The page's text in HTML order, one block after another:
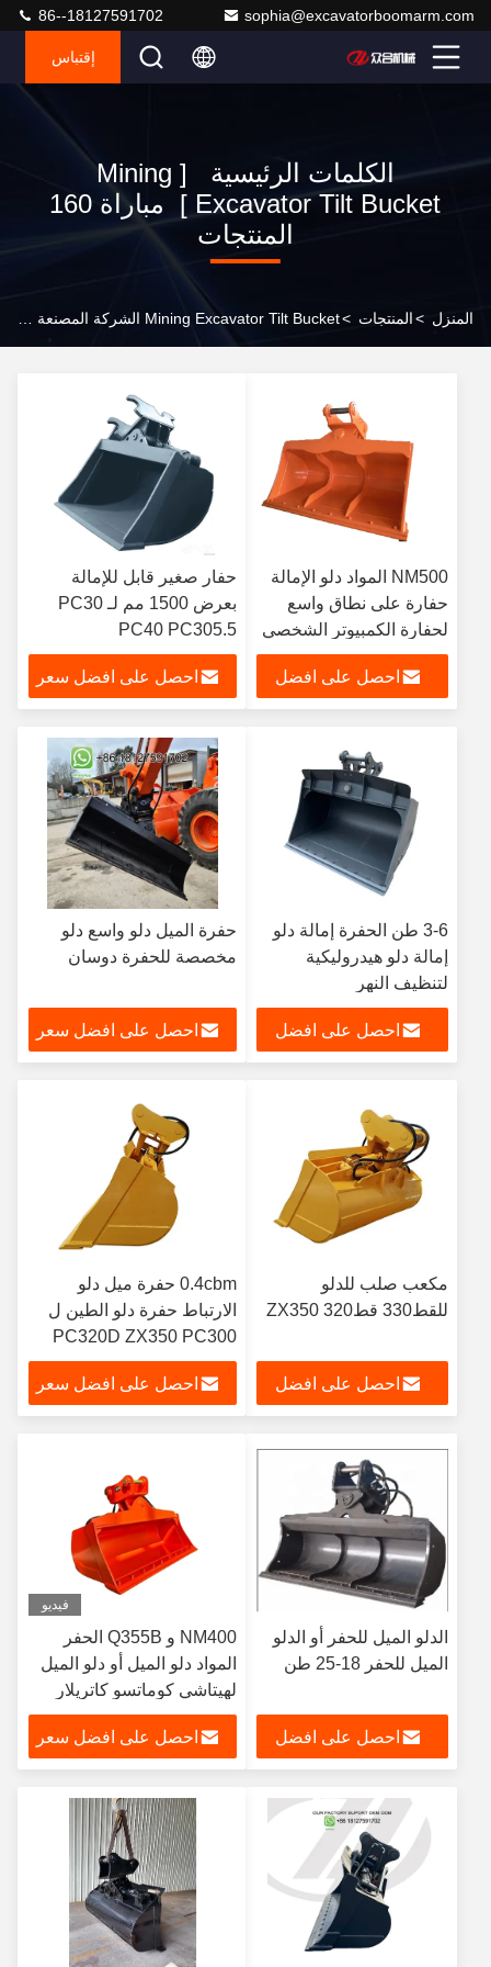
sophia@excavatorboomarm.com
86--18127591702
إقتباس
الكلمات الرئيسية [ Mining
Excavator Tilt Bucket ] مباراة 160
المنتجات
المنزل >المنتجات >
NM500 المواد دلو الإمالة
حفارة على نطاق واسع
لحفارة الكمبيوتر الشخصي
KOMATSU
احصل على افضل
حفار صغير قابل للإمالة
بعرض 1500 مم لـ PC30
PC40 PC305.5
احصل على افضل سعر
3-6 طن الحفرة إمالة دلو
إمالة دلو هيدروليكية
لتنظيف النهر
احصل على افضل
حفرة الميل دلو واسع دلو
مخصصة للحفرة دوسان
احصل على افضل سعر
مكعب صلب للدلو
للقط330 قط320 ZX350
احصل على افضل
0.4cbm حفرة ميل دلو
الارتباط حفرة دلو الطين ل
PC320D ZX350 PC300
احصل على افضل سعر
الدلو الميل للحفر أو الدلو
الميل للحفر 18-25 طن
احصل على افضل
فيديو
NM400 و Q355B الحفر
المواد دلو الميل أو دلو الميل
لهيتاشي كوماتسو كاتريلار
احصل على افضل سعر